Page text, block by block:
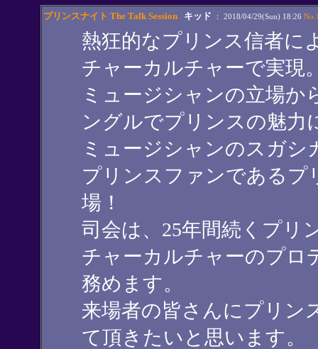
プリンスナイト The Talk Session キッド ： 2018/04/29(Sun) 18:26
熱狂的なプリンス信者に
チャーカルチャーで実現
ミュージシャンの立場か
ングルでプリンスの魅力
ミュージシャンのスガシ
プリンスファンであるプ
場！
司会は、25年間続くプリ
チャーカルチャーのプロ
務めます。
来場者の皆さんにプリン
て頂きたいと思います。